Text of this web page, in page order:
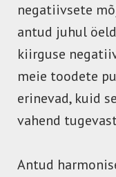
negatiivsete
antud juhul
kiirguse
meie toodete
erinevad, kuid
vahend
Antud